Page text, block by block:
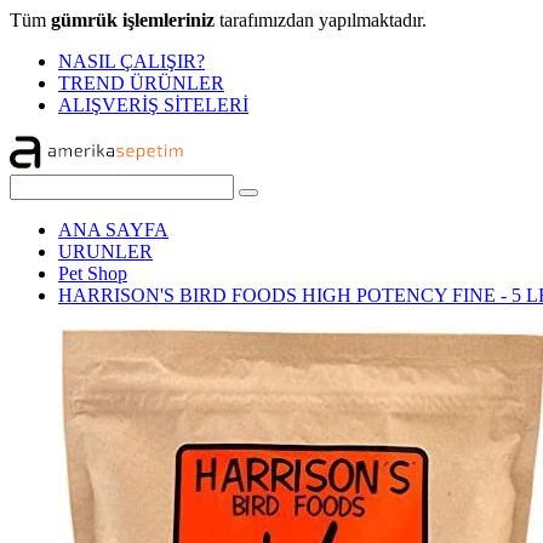
Tüm gümrük işlemleriniz tarafımızdan yapılmaktadır.
NASIL ÇALIŞIR?
TREND ÜRÜNLER
ALIŞVERİŞ SİTELERİ
ANA SAYFA
URUNLER
Pet Shop
HARRISON'S BIRD FOODS HIGH POTENCY FINE - 5